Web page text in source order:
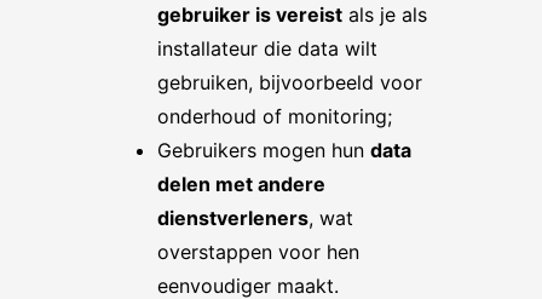
gebruiker is vereist als je als
installateur die data wilt
gebruiken, bijvoorbeeld voor
onderhoud of monitoring;
Gebruikers mogen hun data
delen met andere
dienstverleners, wat
overstappen voor hen
eenvoudiger maakt.